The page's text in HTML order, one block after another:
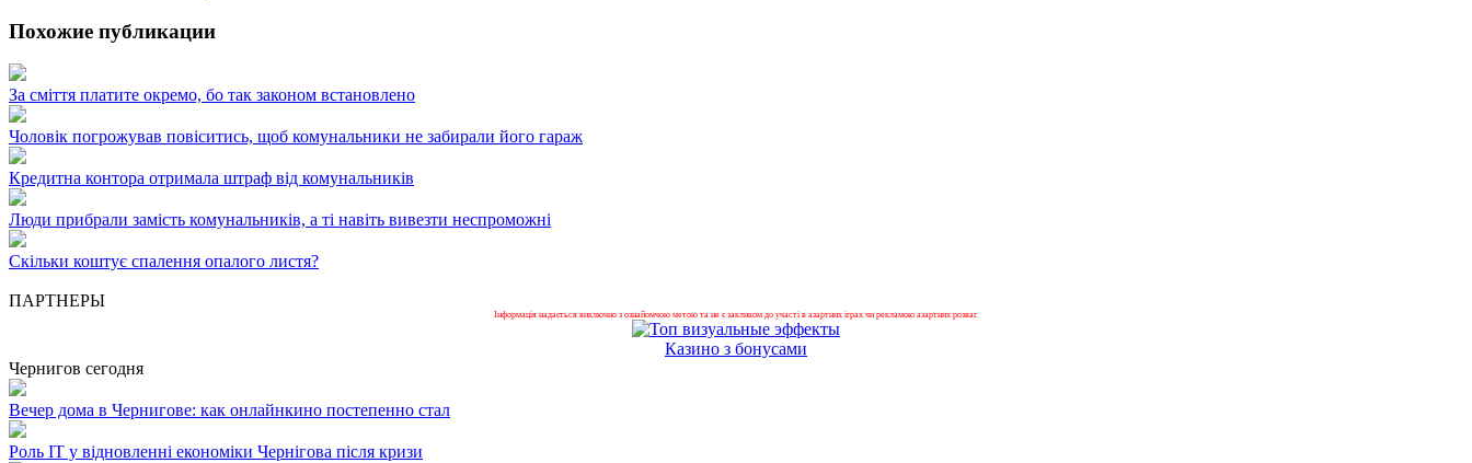
Похожие публикации
За сміття платите окремо, бо так законом встановлено
Чоловік погрожував повіситись, щоб комунальники не забирали його гараж
Кредитна контора отримала штраф від комунальників
Люди прибрали замість комунальників, а ті навіть вивезти неспроможні
Скільки коштує спалення опалого листя?
ПАРТНЕРЫ
Інформація надається виключно з ознайомчою метою та не є закликом до участі в азартних іграх чи рекламою азартних розваг.
Казино з бонусами
Чернигов сегодня
Вечер дома в Чернигове: как онлайнкино постепенно стал
Роль ІТ у відновленні економіки Чернігова після кризи